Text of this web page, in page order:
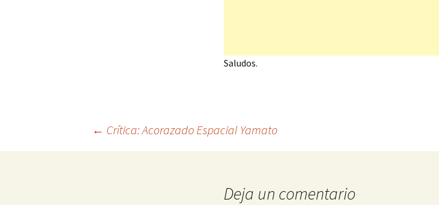
Saludos.
Navegación
← Crítica: Acorazado Espacial Yamato
Deja un comentario